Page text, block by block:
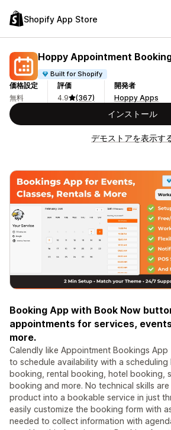
Shopify App Store
Hoppy Appointment
Built for Shopify
価格設定
無料
評価
4.9
(367)
開発者
Hoppy Apps
インストール
デモストアを表示す
Booking App with Book Now
appointments for services,
more.
Calendly like Appointment Bookings
to schedule availability with a
booking, rental booking, hotel booking,
booking and more. No technical skills
product into a bookable service in just
easily customize the booking form with
needed to collect information with